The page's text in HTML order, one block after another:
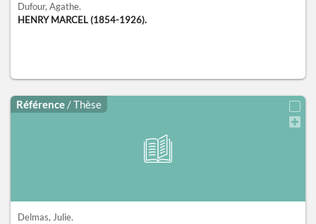
Dufour, Agathe.
HENRY MARCEL (1854-1926).
Référence / Thèse
Delmas, Julie.